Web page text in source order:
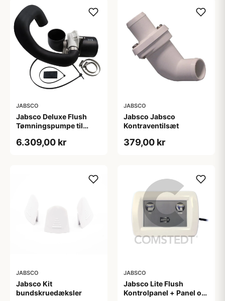
JABSCO
Jabsco Deluxe Flush
Tømningspumpe til
6.309,00 kr
JABSCO
Jabsco Jabsco
Kontraventilsæt
379,00 kr
JABSCO
Jabsco Kit
bundskruedæksler
JABSCO
Jabsco Lite Flush
Kontrolpanel + Panel og